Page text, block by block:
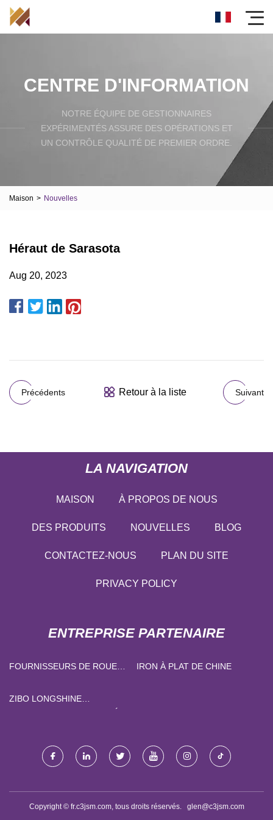
CENTRE D'INFORMATION
NOTRE ÉQUIPE DE GESTIONNAIRES
EXPÉRIMENTÉS ASSURE DES OPÉRATIONS ET
UN CONTRÔLE QUALITÉ DE PREMIER ORDRE.
Maison > Nouvelles
Héraut de Sarasota
Aug 20, 2023
Précédents Retour à la liste Suivant
LA NAVIGATION
MAISON À PROPOS DE NOUS
DES PRODUITS NOUVELLES BLOG
CONTACTEZ-NOUS PLAN DU SITE
PRIVACY POLICY
ENTREPRISE PARTENAIRE
FOURNISSEURS DE ROUES
CHINE
IRON À PLAT DE CHINE
ZIBO LONGSHINE
Copyright © fr.c3jsm.com, tous droits réservés. glen@c3jsm.com